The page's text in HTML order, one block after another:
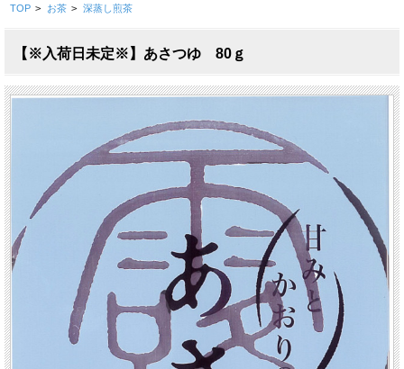
TOP > お茶 > 深蒸し煎茶
【※入荷日未定※】あさつゆ 80ｇ